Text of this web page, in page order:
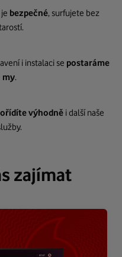
bezpečné, surfujete bez
i instalaci se postaráme
my.
výhodně i další naše
zajímat